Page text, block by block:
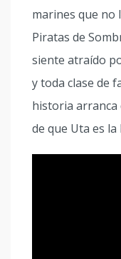
marines que no
Piratas de
siente atraído
y toda clase de
historia arranca
de que Uta es la